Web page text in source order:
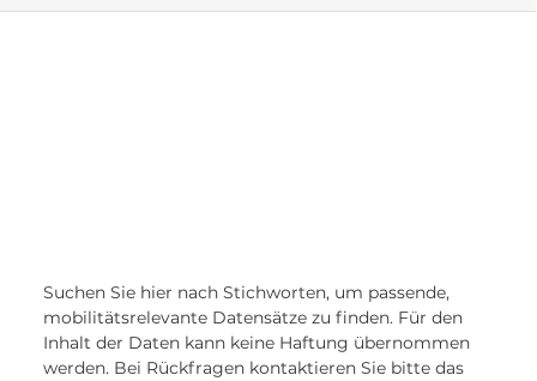
Suchen Sie hier nach Stichworten, um passende,
mobilitätsrelevante Datensätze zu finden. Für den
Inhalt der Daten kann keine Haftung übernommen
werden. Bei Rückfragen kontaktieren Sie bitte das